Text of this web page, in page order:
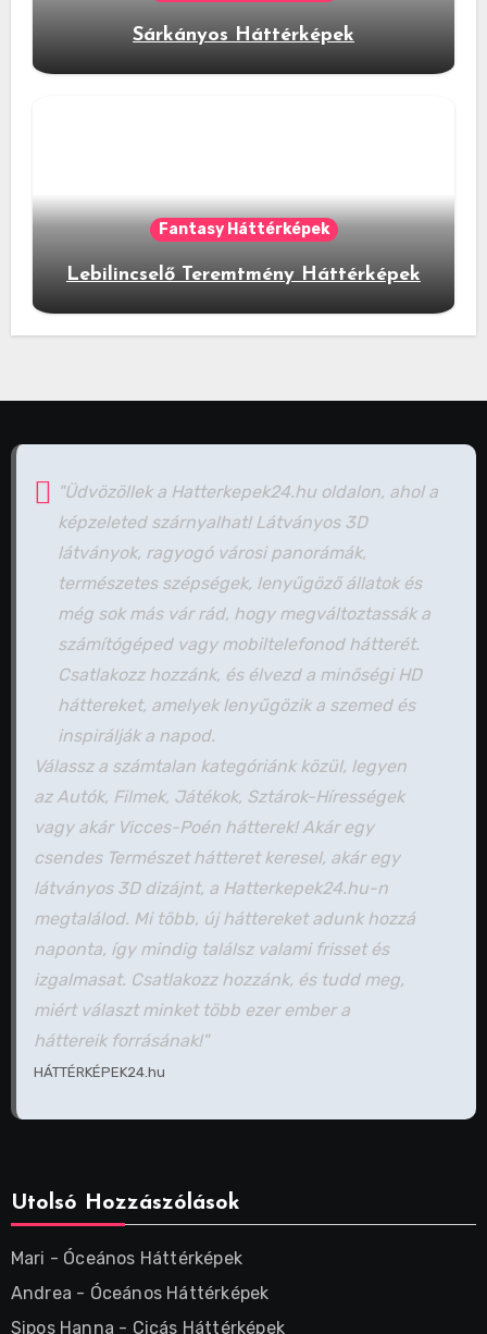
Sárkányos Háttérképek
Fantasy Háttérképek
Lebilincselő Teremtmény Háttérképek
"Üdvözöllek a Hatterkepek24.hu oldalon, ahol a
képzeleted szárnyalhat! Látványos 3D
látványok, ragyogó városi panorámák,
természetes szépségek, lenyűgöző állatok és
még sok más vár rád, hogy megváltoztassák a
számítógéped vagy mobiltelefonod hátterét.
Csatlakozz hozzánk, és élvezd a minőségi HD
háttereket, amelyek lenyűgözik a szemed és
inspirálják a napod.
Válassz a számtalan kategóriánk közül, legyen
az Autók, Filmek, Játékok, Sztárok-Hírességek
vagy akár Vicces-Poén hátterek! Akár egy
csendes Természet hátteret keresel, akár egy
látványos 3D dizájnt, a Hatterkepek24.hu-n
megtalálod. Mi több, új háttereket adunk hozzá
naponta, így mindig találsz valami frisset és
izgalmasat. Csatlakozz hozzánk, és tudd meg,
miért választ minket több ezer ember a
háttereik forrásának!"
HÁTTÉRKÉPEK24.hu
Utolsó Hozzászólások
Mari - Óceános Háttérképek
Andrea - Óceános Háttérképek
Sipos Hanna - Cicás Háttérképek